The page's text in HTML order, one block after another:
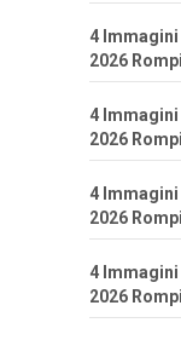
4
2026
4
2026
4
2026
4
2026